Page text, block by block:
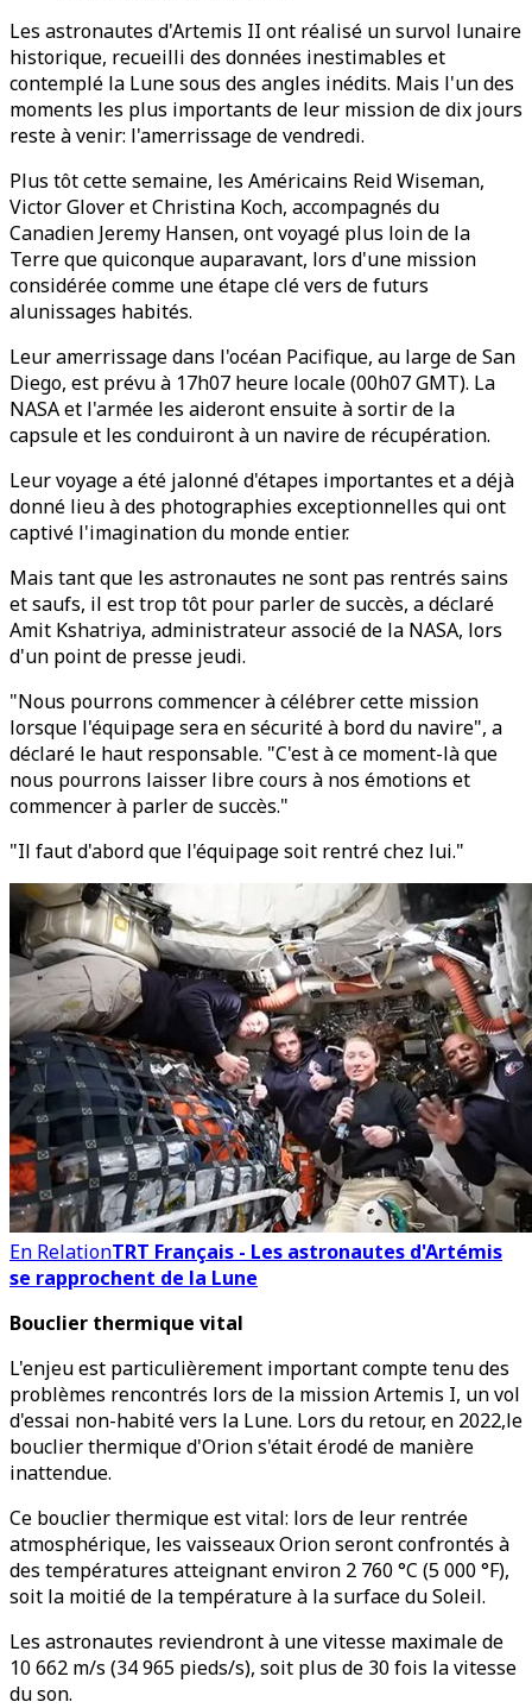
Les astronautes d'Artemis II ont réalisé un survol lunaire
historique, recueilli des données inestimables et
contemplé la Lune sous des angles inédits. Mais l'un des
moments les plus importants de leur mission de dix jours
reste à venir: l'amerrissage de vendredi.
Plus tôt cette semaine, les Américains Reid Wiseman,
Victor Glover et Christina Koch, accompagnés du
Canadien Jeremy Hansen, ont voyagé plus loin de la
Terre que quiconque auparavant, lors d'une mission
considérée comme une étape clé vers de futurs
alunissages habités.
Leur amerrissage dans l'océan Pacifique, au large de San
Diego, est prévu à 17h07 heure locale (00h07 GMT). La
NASA et l'armée les aideront ensuite à sortir de la
capsule et les conduiront à un navire de récupération.
Leur voyage a été jalonné d'étapes importantes et a déjà
donné lieu à des photographies exceptionnelles qui ont
captivé l'imagination du monde entier.
Mais tant que les astronautes ne sont pas rentrés sains
et saufs, il est trop tôt pour parler de succès, a déclaré
Amit Kshatriya, administrateur associé de la NASA, lors
d'un point de presse jeudi.
"Nous pourrons commencer à célébrer cette mission
lorsque l'équipage sera en sécurité à bord du navire", a
déclaré le haut responsable. "C'est à ce moment-là que
nous pourrons laisser libre cours à nos émotions et
commencer à parler de succès."
"Il faut d'abord que l'équipage soit rentré chez lui."
En RelationTRT Français - Les astronautes d'Artémis
se rapprochent de la Lune
Bouclier thermique vital
L'enjeu est particulièrement important compte tenu des
problèmes rencontrés lors de la mission Artemis I, un vol
d'essai non-habité vers la Lune. Lors du retour, en 2022,le
bouclier thermique d'Orion s'était érodé de manière
inattendue.
Ce bouclier thermique est vital: lors de leur rentrée
atmosphérique, les vaisseaux Orion seront confrontés à
des températures atteignant environ 2 760 °C (5 000 °F),
soit la moitié de la température à la surface du Soleil.
Les astronautes reviendront à une vitesse maximale de
10 662 m/s (34 965 pieds/s), soit plus de 30 fois la vitesse
du son.